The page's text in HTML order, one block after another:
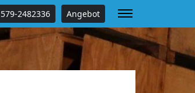
2482336 Angebot